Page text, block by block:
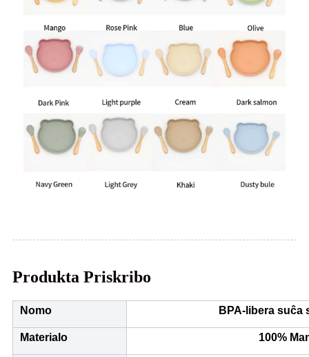
Produkta Priskribo
Nomo BPA-libera suĉa
Materialo 100%